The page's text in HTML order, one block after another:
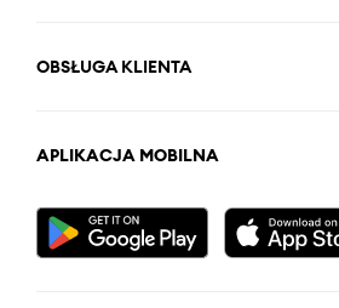
OBSŁUGA KLIENTA
APLIKACJA MOBILNA